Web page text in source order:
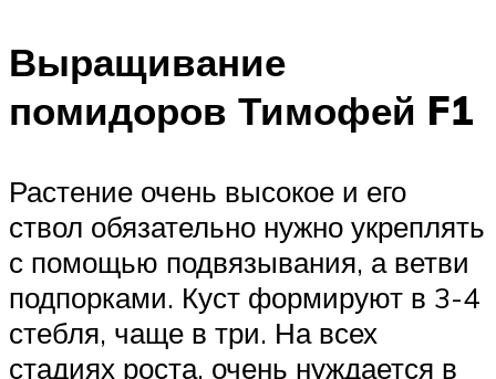
Выращивание
помидоров Тимофей F1
Растение очень высокое и его
ствол обязательно нужно укреплять
с помощью подвязывания, а ветви
подпорками. Куст формируют в 3-4
стебля, чаще в три. На всех
стадиях роста, очень нуждается в